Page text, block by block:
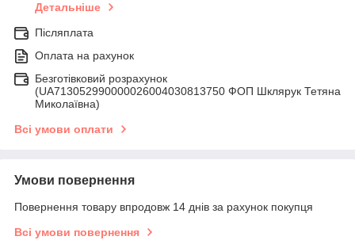
Детальніше
Післяплата
Оплата на рахунок
Безготівковий розрахунок
(UA713052990000026004030813750 ФОП Шклярук Тетяна
Миколаївна)
Всі умови оплати
Умови повернення
Повернення товару впродовж 14 днів за рахунок покупця
Всі умови повернення